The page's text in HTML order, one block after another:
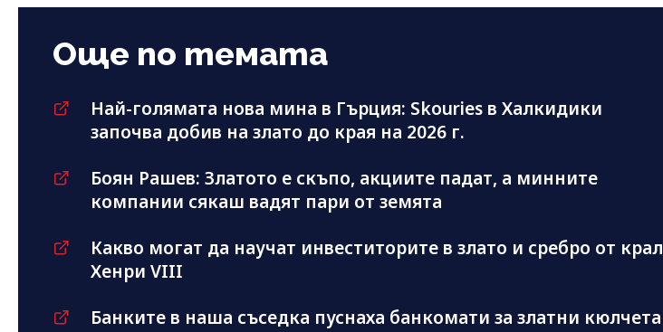
Още по темата
Най-голямата нова мина в Гърция: Skouries в Халкидики
започва добив на злато до края на 2026 г.
Боян Рашев: Златото е скъпо, акциите падат, а минните
компании сякаш вадят пари от земята
Какво могат да научат инвеститорите в злато и сребро от крал
Хенри VIII
Банките в наша съседка пуснаха банкомати за златни кюлчета